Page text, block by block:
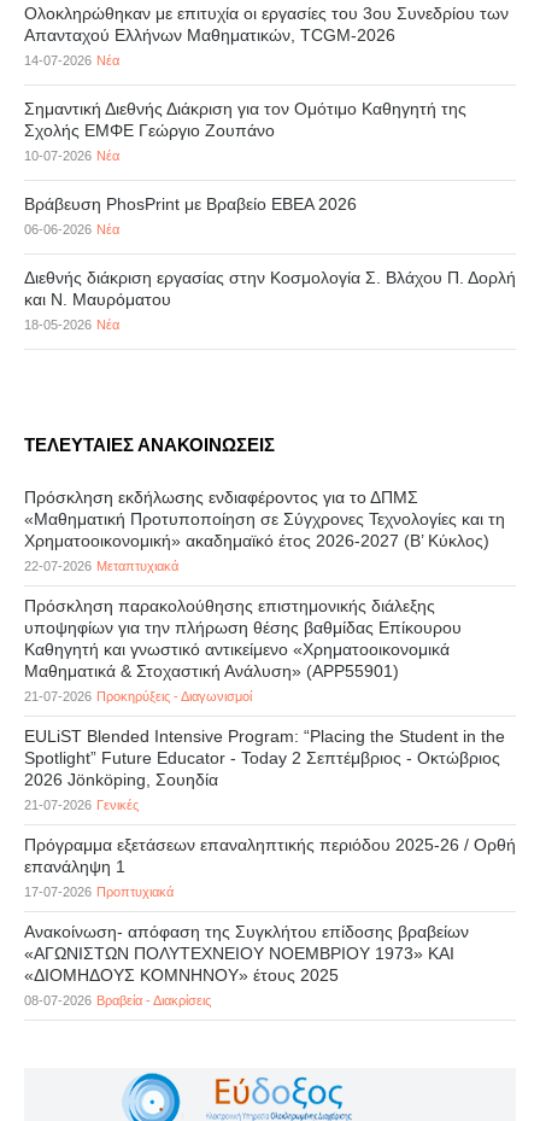
Ολοκληρώθηκαν με επιτυχία οι εργασίες του 3ου Συνεδρίου των
Απανταχού Ελλήνων Μαθηματικών, TCGM-2026
14-07-2026 Νέα
Σημαντική Διεθνής Διάκριση για τον Ομότιμο Καθηγητή της
Σχολής ΕΜΦΕ Γεώργιο Ζουπάνο
10-07-2026 Νέα
Βράβευση PhosPrint με Βραβείο ΕΒΕΑ 2026
06-06-2026 Νέα
Διεθνής διάκριση εργασίας στην Κοσμολογία Σ. Βλάχου Π. Δορλή
και Ν. Μαυρόματου
18-05-2026 Νέα
ΤΕΛΕΥΤΑΙΕΣ ΑΝΑΚΟΙΝΩΣΕΙΣ
Πρόσκληση εκδήλωσης ενδιαφέροντος για το ΔΠΜΣ
«Μαθηματική Προτυποποίηση σε Σύγχρονες Τεχνολογίες και τη
Χρηματοοικονομική» ακαδημαϊκό έτος 2026-2027 (B’ Kύκλος)
22-07-2026 Μεταπτυχιακά
Πρόσκληση παρακολούθησης επιστημονικής διάλεξης
υποψηφίων για την πλήρωση θέσης βαθμίδας Επίκουρου
Καθηγητή και γνωστικό αντικείμενο «Χρηματοοικονομικά
Μαθηματικά & Στοχαστική Ανάλυση» (APP55901)
21-07-2026 Προκηρύξεις - Διαγωνισμοί
EULiST Blended Intensive Program: “Placing the Student in the
Spotlight” Future Educator - Today 2 Σεπτέμβριος - Οκτώβριος
2026 Jönköping, Σουηδία
21-07-2026 Γενικές
Πρόγραμμα εξετάσεων επαναληπτικής περιόδου 2025-26 / Ορθή
επανάληψη 1
17-07-2026 Προπτυχιακά
Ανακοίνωση- απόφαση της Συγκλήτου επίδοσης βραβείων
«ΑΓΩΝΙΣΤΩΝ ΠΟΛΥΤΕΧΝΕΙΟΥ ΝΟΕΜΒΡΙΟΥ 1973» ΚΑΙ
«ΔΙΟΜΗΔΟΥΣ ΚΟΜΝΗΝΟΥ» έτους 2025
08-07-2026 Βραβεία - Διακρίσεις